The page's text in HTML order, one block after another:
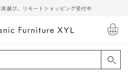
選び。リモートショッピング受付中